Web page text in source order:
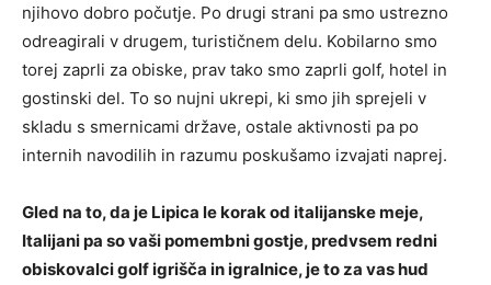
njihovo dobro počutje. Po drugi strani pa smo ustrezno
odreagirali v drugem, turističnem delu. Kobilarno smo
torej zaprli za obiske, prav tako smo zaprli golf, hotel in
gostinski del. To so nujni ukrepi, ki smo jih sprejeli v
skladu s smernicami države, ostale aktivnosti pa po
internih navodilih in razumu poskušamo izvajati naprej.
Gled na to, da je Lipica le korak od italijanske meje,
Italijani pa so vaši pomembni gostje, predvsem redni
obiskovalci golf igrišča in igralnice, je to za vas hud